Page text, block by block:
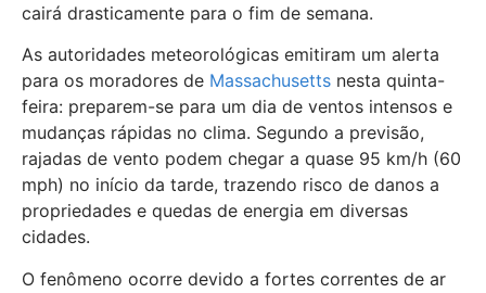
cairá drasticamente para o fim de semana.
As autoridades meteorológicas emitiram um alerta
para os moradores de Massachusetts nesta quinta-
feira: preparem-se para um dia de ventos intensos e
mudanças rápidas no clima. Segundo a previsão,
rajadas de vento podem chegar a quase 95 km/h (60
mph) no início da tarde, trazendo risco de danos a
propriedades e quedas de energia em diversas
cidades.
O fenômeno ocorre devido a fortes correntes de ar